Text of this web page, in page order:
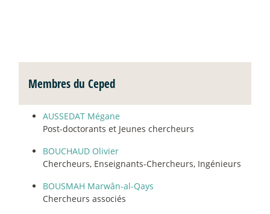
Membres du Ceped
AUSSEDAT Mégane
Post-doctorants et Jeunes chercheurs
BOUCHAUD Olivier
Chercheurs, Enseignants-Chercheurs, Ingénieurs
BOUSMAH Marwân-al-Qays
Chercheurs associés